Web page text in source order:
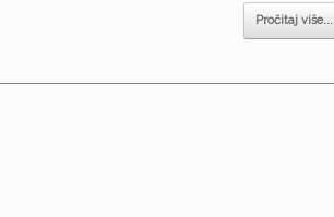
Pročitaj više...